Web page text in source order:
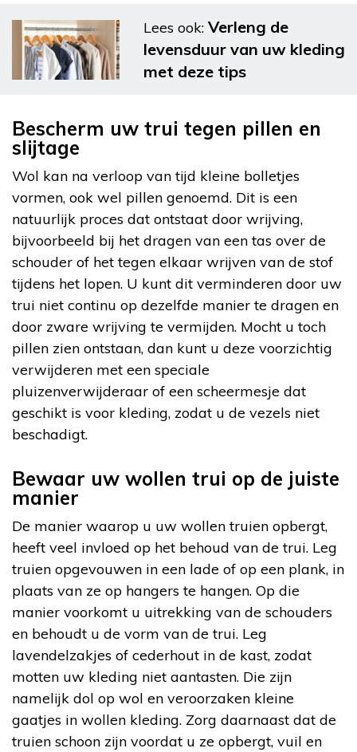
Lees ook: Verleng de
levensduur van uw kleding
met deze tips
Bescherm uw trui tegen pillen en
slijtage
Wol kan na verloop van tijd kleine bolletjes
vormen, ook wel pillen genoemd. Dit is een
natuurlijk proces dat ontstaat door wrijving,
bijvoorbeeld bij het dragen van een tas over de
schouder of het tegen elkaar wrijven van de stof
tijdens het lopen. U kunt dit verminderen door uw
trui niet continu op dezelfde manier te dragen en
door zware wrijving te vermijden. Mocht u toch
pillen zien ontstaan, dan kunt u deze voorzichtig
verwijderen met een speciale
pluizenverwijderaar of een scheermesje dat
geschikt is voor kleding, zodat u de vezels niet
beschadigt.
Bewaar uw wollen trui op de juiste
manier
De manier waarop u uw wollen truien opbergt,
heeft veel invloed op het behoud van de trui. Leg
truien opgevouwen in een lade of op een plank, in
plaats van ze op hangers te hangen. Op die
manier voorkomt u uitrekking van de schouders
en behoudt u de vorm van de trui. Leg
lavendelzakjes of cederhout in de kast, zodat
motten uw kleding niet aantasten. Die zijn
namelijk dol op wol en veroorzaken kleine
gaatjes in wollen kleding. Zorg daarnaast dat de
truien schoon zijn voordat u ze opbergt, vuil en